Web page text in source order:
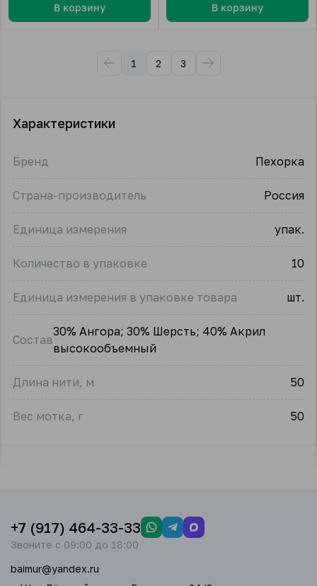
В корзину В корзину
1 2 3
Характеристики
Бренд Пехорка
Страна-производитель Россия
Единица измерения упак.
Количество в упаковке 10
Единица измерения в упаковке товара шт.
Состав
30% Ангора; 30% Шерсть; 40% Акрил
высокообъемный
Длина нити, м 50
Вес мотка, г 50
+7 (917) 464-33-33
Звоните с 09:00 до 18:00
baimur@yandex.ru